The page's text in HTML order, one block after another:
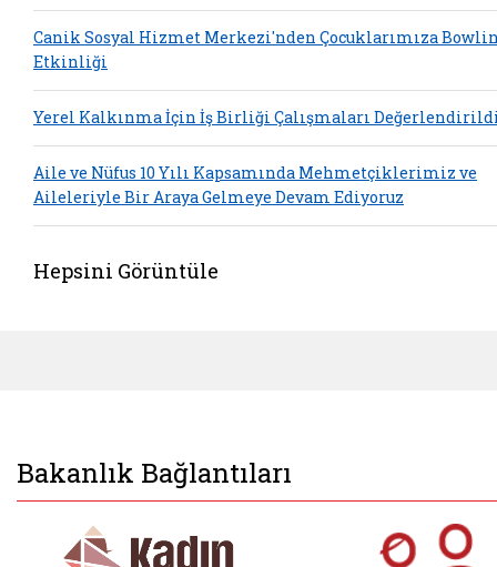
Canik Sosyal Hizmet Merkezi'nden Çocuklarımıza
Etkinliği
Yerel Kalkınma İçin İş Birliği Çalışmaları
Aile ve Nüfus 10 Yılı Kapsamında Mehmetçiklerimiz ve
Aileleriyle Bir Araya Gelmeye Devam Ediyoruz
Hepsini Görüntüle
Bakanlık Bağlantıları